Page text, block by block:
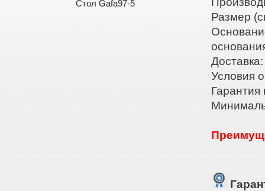
Стол Gafa97-5
Размер
Условия
Гарантия